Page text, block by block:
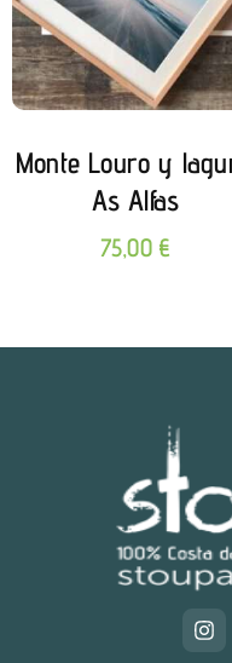
Monte Louro y
As Alfas
75,00 €